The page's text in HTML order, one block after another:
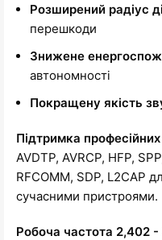
Розширений радіус
перешкоди
Знижене
автономності
Покращену якість
Підтримка професійних
AVDTP, AVRCP, HFP,
RFCOMM, SDP, L2CAP
сучасними пристроями.
Робоча частота 2,402